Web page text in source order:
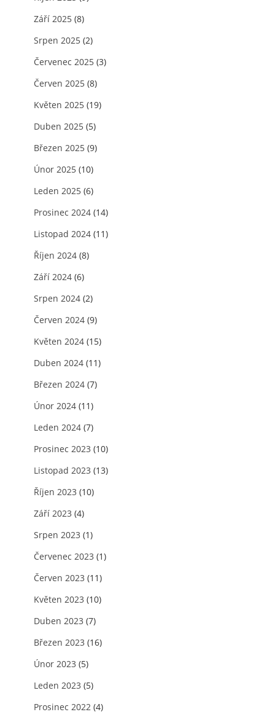
Září 2025 (8)
Srpen 2025 (2)
Červenec 2025 (3)
Červen 2025 (8)
Květen 2025 (19)
Duben 2025 (5)
Březen 2025 (9)
Únor 2025 (10)
Leden 2025 (6)
Prosinec 2024 (14)
Listopad 2024 (11)
Říjen 2024 (8)
Září 2024 (6)
Srpen 2024 (2)
Červen 2024 (9)
Květen 2024 (15)
Duben 2024 (11)
Březen 2024 (7)
Únor 2024 (11)
Leden 2024 (7)
Prosinec 2023 (10)
Listopad 2023 (13)
Říjen 2023 (10)
Září 2023 (4)
Srpen 2023 (1)
Červenec 2023 (1)
Červen 2023 (11)
Květen 2023 (10)
Duben 2023 (7)
Březen 2023 (16)
Únor 2023 (5)
Leden 2023 (5)
Prosinec 2022 (4)